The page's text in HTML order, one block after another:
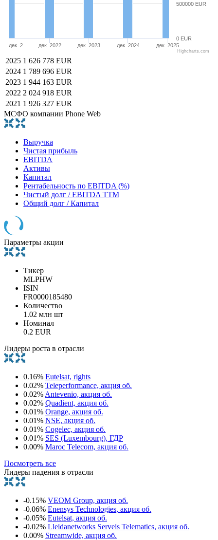
дек. 2… дек. 2022 дек. 2023 дек. 2024 дек. 2025
0 EUR
500000 EUR
Highcharts.com
2025 1 626 778 EUR
2024 1 789 696 EUR
2023 1 944 163 EUR
2022 2 024 918 EUR
2021 1 926 327 EUR
МСФО компании Phone Web
Выручка
Чистая прибыль
EBITDA
Активы
Капитал
Рентабельность по EBITDA (%)
Чистый долг / EBITDA TTM
Общий долг / Капитал
Параметры акции
Тикер
MLPHW
ISIN
FR0000185480
Количество
1.02 млн шт
Номинал
0.2 EUR
Лидеры роста в отрасли
0.16% Eutelsat, rights
0.02% Teleperformance, акция об.
0.02% Antevenio, акция об.
0.02% Quadient, акция об.
0.01% Orange, акция об.
0.01% NSE, акция об.
0.01% Cogelec, акция об.
0.01% SES (Luxembourg), ГДР
0.00% Maroc Telecom, акция об.
Посмотреть все
Лидеры падения в отрасли
-0.15% VEOM Group, акция об.
-0.06% Enensys Technologies, акция об.
-0.05% Eutelsat, акция об.
-0.02% Lleidanetworks Serveis Telematics, акция об.
0.00% Streamwide, акция об.